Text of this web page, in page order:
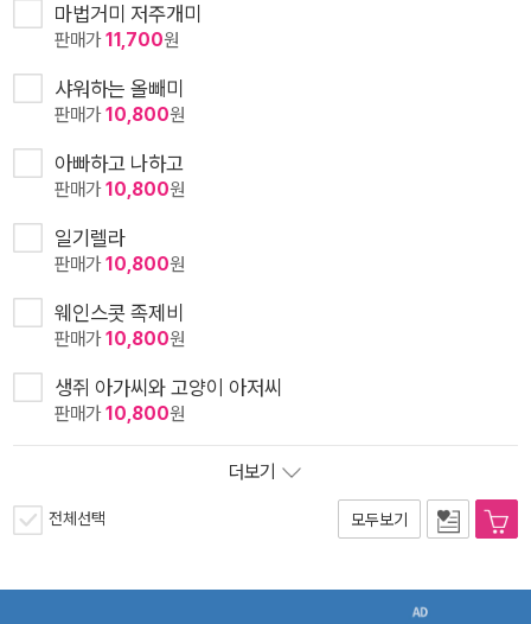
마법거미 저주개미
판매가11,700원
샤워하는 올빼미
판매가10,800원
아빠하고 나하고
판매가10,800원
일기렐라
판매가10,800원
웨인스콧 족제비
판매가10,800원
생쥐 아가씨와 고양이 아저씨
판매가10,800원
더보기
전체선택 모두보기